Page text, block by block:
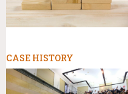
CASE HISTORY